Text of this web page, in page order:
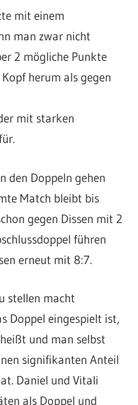
mit einem
man zwar nicht
2 mögliche Punkte
herum als gegen
mit starken
den Doppeln gehen
Match bleibt bis
gegen Dissen mit 2
führen
erneut mit 8:7.
stellen macht
Doppel eingespielt ist,
und man selbst
signifikanten Anteil
Daniel und Vitali
als Doppel und